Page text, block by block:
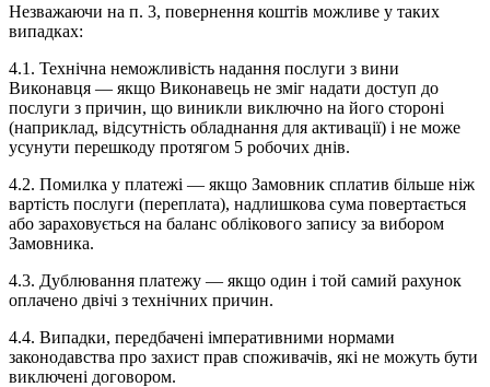
Незважаючи на п. 3, повернення коштів можливе у таких
випадках:
4.1. Технічна неможливість надання послуги з вини
Виконавця — якщо Виконавець не зміг надати доступ до
послуги з причин, що виникли виключно на його стороні
(наприклад, відсутність обладнання для активації) і не може
усунути перешкоду протягом 5 робочих днів.
4.2. Помилка у платежі — якщо Замовник сплатив більше ніж
вартість послуги (переплата), надлишкова сума повертається
або зараховується на баланс облікового запису за вибором
Замовника.
4.3. Дублювання платежу — якщо один і той самий рахунок
оплачено двічі з технічних причин.
4.4. Випадки, передбачені імперативними нормами
законодавства про захист прав споживачів, які не можуть бути
виключені договором.